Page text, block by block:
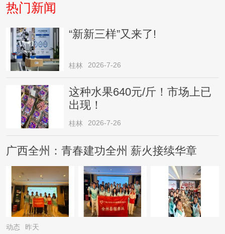
热门新闻
“新新三样”又来了!
桂林 2026-7-26
这种水果640元/斤！市场上已
出现！
桂林 2026-7-26
广西全州：青春建功全州 薪火接续华章
动态 昨天